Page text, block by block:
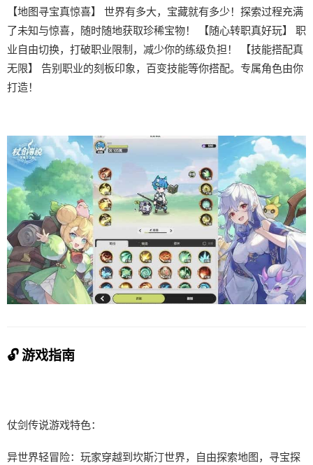
【地图寻宝真惊喜】 世界有多大，宝藏就有多少！探索过程充满
了未知与惊喜，随时随地获取珍稀宝物！ 【随心转职真好玩】 职
业自由切换，打破职业限制，减少你的练级负担！ 【技能搭配真
无限】 告别职业的刻板印象，百变技能等你搭配。专属角色由你
打造！
🔓 游戏指南
仗剑传说游戏特色：
异世界轻冒险：玩家穿越到坎斯汀世界，自由探索地图，寻宝探